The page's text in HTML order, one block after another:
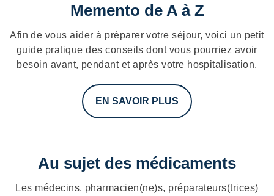
Memento de A à Z
Afin de vous aider à préparer votre séjour, voici un petit
guide pratique des conseils dont vous pourriez avoir
besoin avant, pendant et après votre hospitalisation.
EN SAVOIR PLUS
Au sujet des médicaments
Les médecins, pharmacien(ne)s, préparateurs(trices)